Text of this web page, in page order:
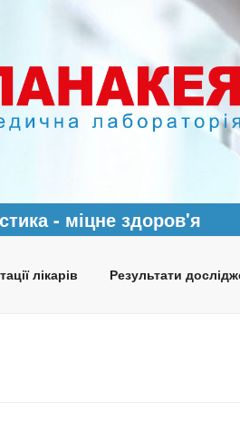
- міцне здоров'я
лікарів Результати